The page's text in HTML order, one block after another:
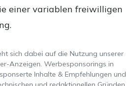
einer variablen freiwilligen
sich dabei auf die Nutzung unserer
Anzeigen. Werbesponsorings in
Inhalte & Empfehlungen und